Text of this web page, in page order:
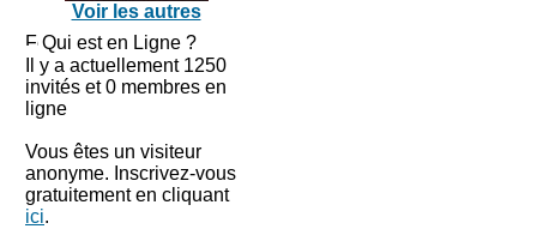
Voir les autres
Qui est en Ligne ?
Il y a actuellement 1250
invités et 0 membres en
ligne
Vous êtes un visiteur
anonyme. Inscrivez-vous
gratuitement en cliquant
ici.